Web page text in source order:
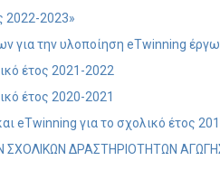
2022-2023»
για την υλοποίηση eTwinning
έτος 2021-2022
έτος 2020-2021
eTwinning για το σχολικό έτος
ΔΡΑΣΤΗΡΙΟΤΗΤΩΝ